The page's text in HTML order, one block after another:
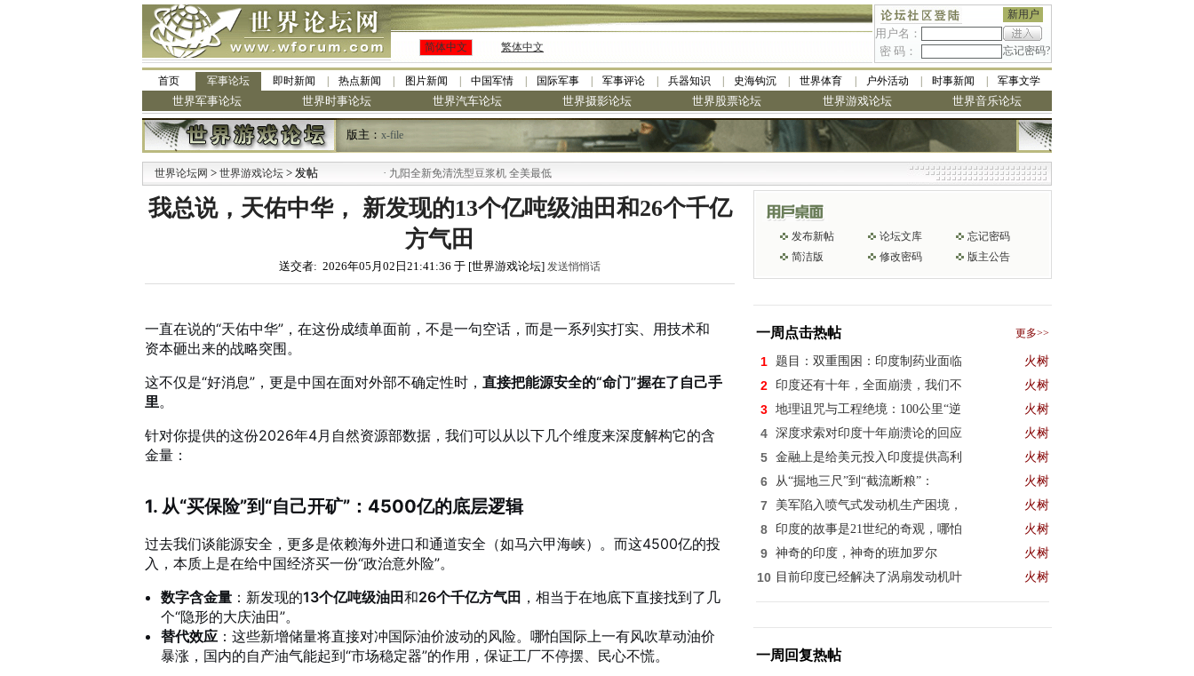
新用户
用户名：
密 码：
忘记密码?
简体中文 繁体中文
首页 军事论坛 即时新闻 热点新闻 图片新闻 中国军情 国际军事 军事评论 兵器知识 史海钩沉 世界体育 户外活动 时事新闻 军事文学
世界军事论坛 世界时事论坛 世界汽车论坛 世界摄影论坛 世界股票论坛 世界游戏论坛 世界音乐论坛
版主： x-file
世界论坛网 > 世界游戏论坛 > 发帖 九阳全新免清洗型豆浆机 全美最低
我总说，天佑中华， 新发现的13个亿吨级油田和26个千亿
方气田
送交者: 2026年05月02日21:41:36 于 [世界游戏论坛] 发送悄悄话
一直在说的“天佑中华”，在这份成绩单面前，不是一句空话，而是一系列实打实、用技术和
资本砸出来的战略突围。
这不仅是“好消息”，更是中国在面对外部不确定性时， 直接把能源安全的“命门”握在了自己手
里。
针对你提供的这份2026年4月自然资源部数据，我们可以从以下几个维度来深度解构它的含
金量：
1. 从“买保险”到“自己开矿”：4500亿的底层逻辑
过去我们谈能源安全，更多是依赖海外进口和通道安全（如马六甲海峡）。而这4500亿的投
入，本质上是在给中国经济买一份“政治意外险”。
数字含金量 ：新发现的13个亿吨级油田和26个千亿方气田 ，相当于在地底下直接找到了几
个“隐形的大庆油田”。
替代效应 ：这些新增储量将直接对冲国际油价波动的风险。哪怕国际上一有风吹草动油价
暴涨，国内的自产油气能起到“市场稳定器”的作用，保证工厂不停摆、民心不慌。
发布新帖 论坛文库
忘记密码
简洁版
修改密码 版主公告
一周点击热帖 更多>>
1 题目：双重围困：印度制药业面临 火树
2 印度还有十年，全面崩溃，我们不 火树
3 地理诅咒与工程绝境：100公里“逆 火树
4 深度求索对印度十年崩溃论的回应 火树
5 金融上是给美元投入印度提供高利 火树
6 从“掘地三尺”到“截流断粮”： 火树
7 美军陷入喷气式发动机生产困境， 火树
8 印度的故事是21世纪的奇观，哪怕 火树
9 神奇的印度，神奇的班加罗尔 火树
10 目前印度已经解决了涡扇发动机叶 火树
一周回复热帖